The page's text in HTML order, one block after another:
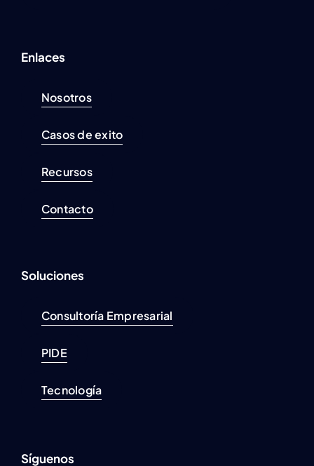
Enlaces
Nosotros
Casos de exito
Recursos
Contacto
Soluciones
Consultoría Empresarial
PIDE
Tecnología
Síguenos